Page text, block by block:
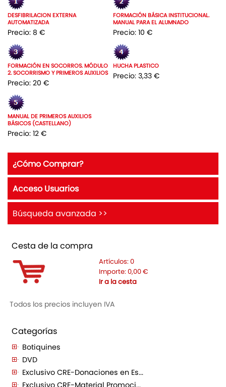
DESFIBRILACION EXTERNA
AUTOMATIZADA
Precio: 8 €
FORMACIÓN BÁSICA INSTITUCIONAL.
MANUAL PARA EL ALUMNADO
Precio: 10 €
FORMACIÓN EN SOCORROS. MÓDULO
2. SOCORRISMO Y PRIMEROS AUXILIOS
Precio: 20 €
HUCHA PLASTICO
Precio: 3,33 €
MANUAL DE PRIMEROS AUXILIOS
BÁSICOS (CASTELLANO)
Precio: 12 €
¿Cómo Comprar?
Acceso Usuarios
Búsqueda avanzada >>
Cesta de la compra
Artículos: 0
Importe: 0,00 €
Ir a la cesta
Todos los precios incluyen IVA
Categorías
Botiquines
DVD
Exclusivo CRE-Donaciones en Es...
Exclusivo CRE-Material Promoci...